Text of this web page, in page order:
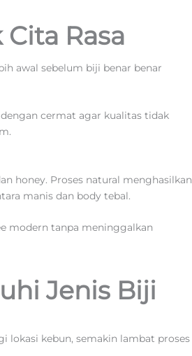
Rasa
awal sebelum biji benar benar
cermat agar kualitas tidak
honey. Proses natural menghasilkan
manis dan body tebal.
modern tanpa meninggalkan
Jenis Biji
lokasi kebun, semakin lambat proses